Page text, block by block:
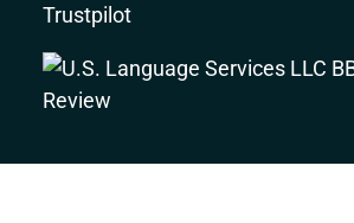
Trustpilot